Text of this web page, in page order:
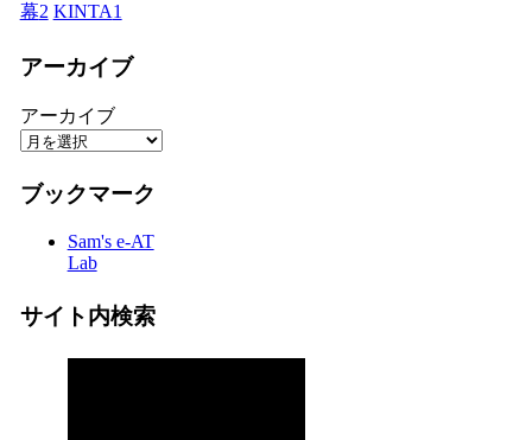
幕2 KINTA1
アーカイブ
アーカイブ
ブックマーク
Sam's e-AT
Lab
サイト内検索